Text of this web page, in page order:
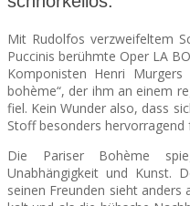
SEATS
Mit Rudolfos verzweifeltem
Puccinis berühmte Oper LA
Komponisten Henri
bohème“, der ihm an einem
fiel. Kein Wunder also, dass
Stoff besonders
Die Pariser Bohème
Unabhängigkeit und Kunst.
seinen Freunden sieht